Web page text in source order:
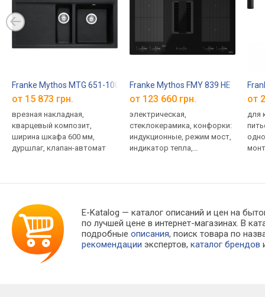
Franke Mythos MTG 651-100 114.0743.115
от 15 873 грн.
врезная накладная,
кварцевый композит,
ширина шкафа 600 мм,
дуршлаг, клапан-автомат
Franke Mythos FMY 839 HE
от 123 660 грн.
электрическая,
стеклокерамика, конфорки:
индукционные, режим мост,
индикатор тепла,
паузы, вытяжка, защита от
от
для
E-Katalog — каталог описаний и цен на
по лучшей цене в интернет-магазинах. В
подробныеописания, поиск товара по
рекомендации экспертов,каталог брендов